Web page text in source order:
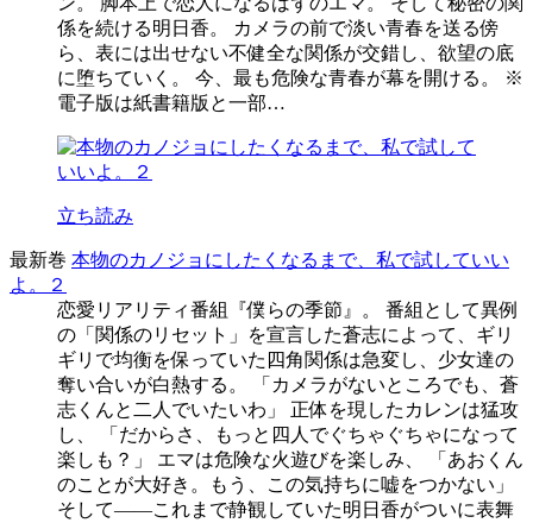
係を続ける明日香。 カメラの前で淡い青春を送る傍
ら、表には出せない不健全な関係が交錯し、欲望の底
に堕ちていく。 今、最も危険な青春が幕を開ける。 ※
電子版は紙書籍版と一部…
立ち読み
最新巻 本物のカノジョにしたくなるまで、私で試していい
よ。２
恋愛リアリティ番組『僕らの季節』。 番組として異例
の「関係のリセット」を宣言した蒼志によって、ギリ
ギリで均衡を保っていた四角関係は急変し、少女達の
奪い合いが白熱する。 「カメラがないところでも、蒼
志くんと二人でいたいわ」 正体を現したカレンは猛攻
し、 「だからさ、もっと四人でぐちゃぐちゃになって
楽しも？」 エマは危険な火遊びを楽しみ、 「あおくん
のことが大好き。もう、この気持ちに嘘をつかない」
そして――これまで静観していた明日香がついに表舞